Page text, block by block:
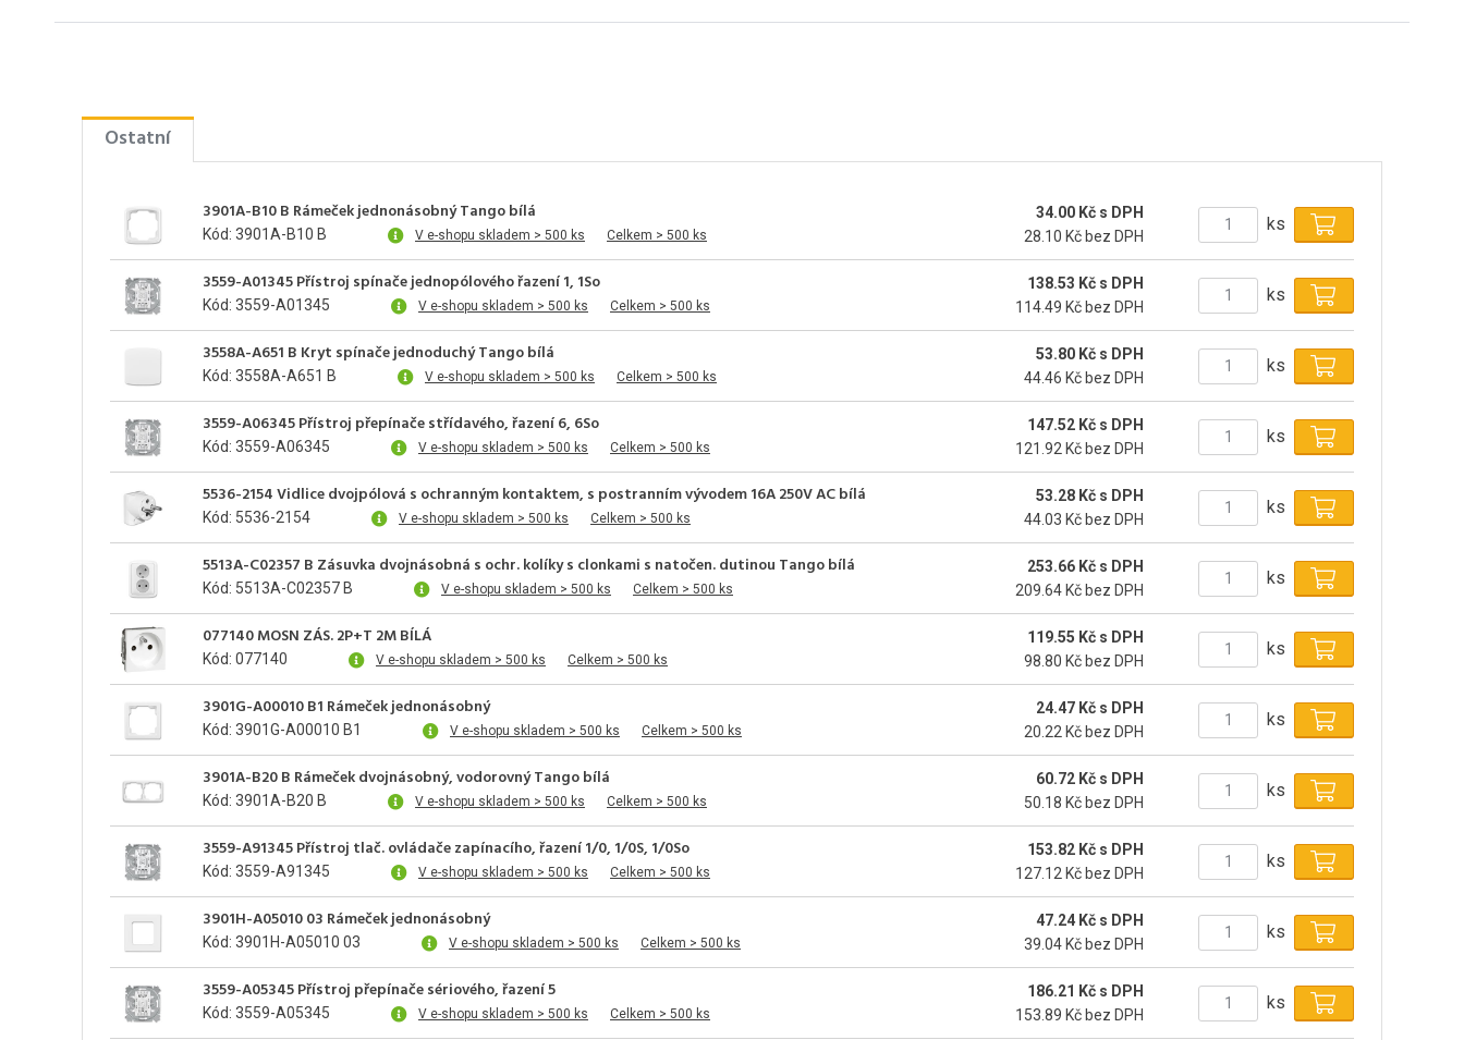
Ostatní
3901A-B10 B Rámeček jednonásobný Tango bílá
Kód: 3901A-B10 B V e-shopu skladem > 500 ks Celkem > 500 ks
34.00 Kč s DPH
28.10 Kč bez DPH
ks
3559-A01345 Přístroj spínače jednopólového řazení 1, 1So
Kód: 3559-A01345 V e-shopu skladem > 500 ks Celkem > 500 ks
138.53 Kč s DPH
114.49 Kč bez DPH
ks
3558A-A651 B Kryt spínače jednoduchý Tango bílá
Kód: 3558A-A651 B V e-shopu skladem > 500 ks Celkem > 500 ks
53.80 Kč s DPH
44.46 Kč bez DPH
ks
3559-A06345 Přístroj přepínače střídavého, řazení 6, 6So
Kód: 3559-A06345 V e-shopu skladem > 500 ks Celkem > 500 ks
147.52 Kč s DPH
121.92 Kč bez DPH
ks
5536-2154 Vidlice dvojpólová s ochranným kontaktem, s postranním vývodem 16A 250V AC bílá
Kód: 5536-2154 V e-shopu skladem > 500 ks Celkem > 500 ks
53.28 Kč s DPH
44.03 Kč bez DPH
ks
5513A-C02357 B Zásuvka dvojnásobná s ochr. kolíky s clonkami s natočen. dutinou Tango bílá
Kód: 5513A-C02357 B V e-shopu skladem > 500 ks Celkem > 500 ks
253.66 Kč s DPH
209.64 Kč bez DPH
ks
077140 MOSN ZÁS. 2P+T 2M BÍLÁ
Kód: 077140 V e-shopu skladem > 500 ks Celkem > 500 ks
119.55 Kč s DPH
98.80 Kč bez DPH
ks
3901G-A00010 B1 Rámeček jednonásobný
Kód: 3901G-A00010 B1 V e-shopu skladem > 500 ks Celkem > 500 ks
24.47 Kč s DPH
20.22 Kč bez DPH
ks
3901A-B20 B Rámeček dvojnásobný, vodorovný Tango bílá
Kód: 3901A-B20 B V e-shopu skladem > 500 ks Celkem > 500 ks
60.72 Kč s DPH
50.18 Kč bez DPH
ks
3559-A91345 Přístroj tlač. ovládače zapínacího, řazení 1/0, 1/0S, 1/0So
Kód: 3559-A91345 V e-shopu skladem > 500 ks Celkem > 500 ks
153.82 Kč s DPH
127.12 Kč bez DPH
ks
3901H-A05010 03 Rámeček jednonásobný
Kód: 3901H-A05010 03 V e-shopu skladem > 500 ks Celkem > 500 ks
47.24 Kč s DPH
39.04 Kč bez DPH
ks
3559-A05345 Přístroj přepínače sériového, řazení 5
Kód: 3559-A05345 V e-shopu skladem > 500 ks Celkem > 500 ks
186.21 Kč s DPH
153.89 Kč bez DPH
ks